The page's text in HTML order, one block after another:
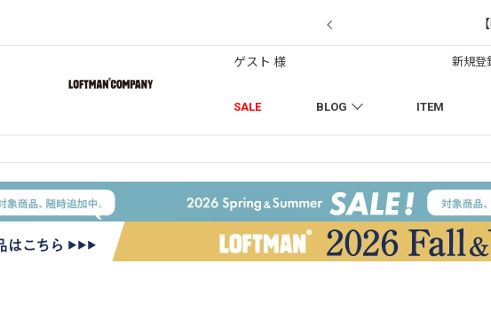
SALE BLOG ITEM
ゲスト 様 新規登